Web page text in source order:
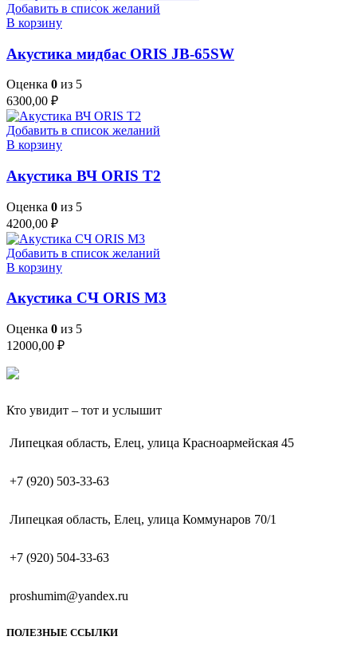
Добавить в список желаний
В корзину
Акустика мидбас ORIS JB-65SW
Оценка 0 из 5
6300,00 ₽
Добавить в список желаний
В корзину
Акустика ВЧ ORIS T2
Оценка 0 из 5
4200,00 ₽
Добавить в список желаний
В корзину
Акустика СЧ ORIS M3
Оценка 0 из 5
12000,00 ₽
Кто увидит – тот и услышит
Липецкая область, Елец, улица Красноармейская 45
+7 (920) 503-33-63
Липецкая область, Елец, улица Коммунаров 70/1
+7 (920) 504-33-63
proshumim@yandex.ru
ПОЛЕЗНЫЕ ССЫЛКИ